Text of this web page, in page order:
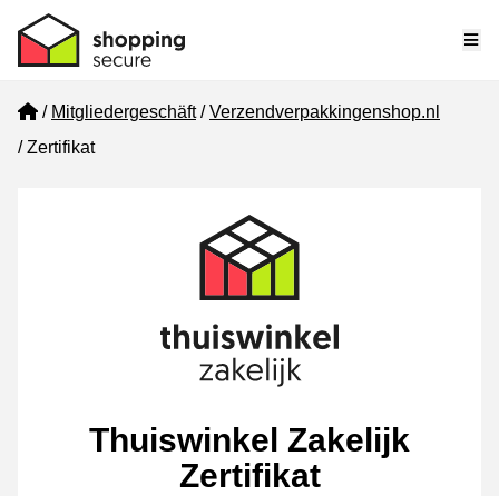
Home
Mitgliedergeschäft
Verzendverpakkingenshop.nl
Zertifikat
Thuiswinkel Zakelijk
Zertifikat